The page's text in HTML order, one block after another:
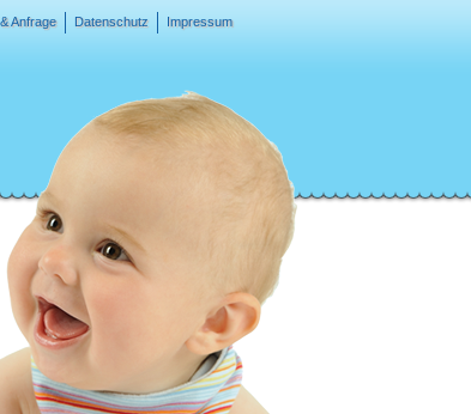
Impressum
Datenschutz
Anfrage